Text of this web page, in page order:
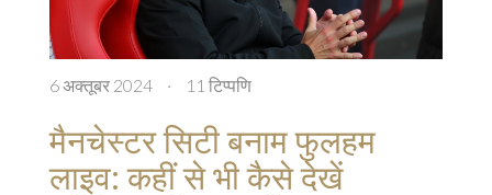
6 अक्तूबर 2024 · 11 टिप्पणि
मैनचेस्टर सिटी बनाम फुलहम
लाइव: कहीं से भी कैसे देखें